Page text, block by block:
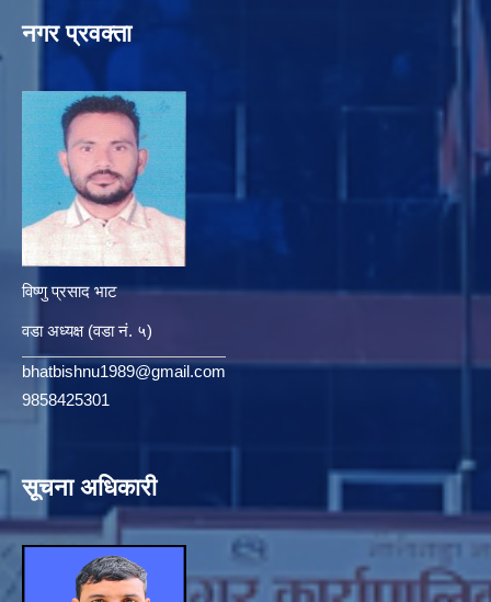
नगर प्रवक्ता
विष्णु प्रसाद भाट
वडा अध्यक्ष (वडा नं. ५)
bhatbishnu1989@gmail.com
9858425301
सूचना अधिकारी